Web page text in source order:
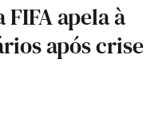
apela à
após crise